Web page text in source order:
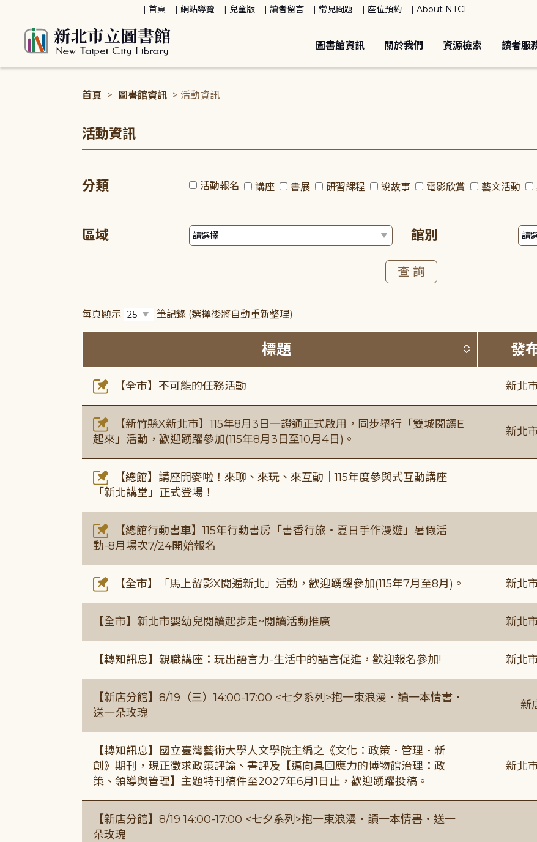
首頁 網站導覽 兒童版 讀者留言 常見問題 座位預約 About NTCL
圖書館資訊 關於我們 資源檢索 讀者服
首頁 > 圖書館資訊 > 活動資訊
活動資訊
分類 活動報名 講座 書展 研習課程 說故事 電影欣賞 藝文活動
區域 館別
每頁顯示 筆記錄 (選擇後將自動重新整理)
標題 按標題排
發
【全市】不可能的任務活動 新北
【新竹縣X新北市】115年8月3日一證通正式啟用，同步舉行「雙城閱讀E
起來」活動，歡迎踴躍參加(115年8月3日至10月4日)。
新北
【總館】講座開麥啦！來聊、來玩、來互動｜115年度參與式互動講座
「新北講堂」正式登場！
【總館行動書車】115年行動書房「書香行旅・夏日手作漫遊」暑假活
動-8月場次7/24開始報名
【全市】「馬上留影X閱遍新北」活動，歡迎踴躍參加(115年7月至8月)。 新北
【全市】新北市嬰幼兒閱讀起步走~閱讀活動推廣 新北
【轉知訊息】親職講座：玩出語言力-生活中的語言促進，歡迎報名參加! 新北
【新店分館】8/19（三）14:00-17:00 <七夕系列>抱一束浪漫・讀一本情書・
送一朵玫瑰
新
【轉知訊息】國立臺灣藝術大學人文學院主編之《文化：政策．管理．新
創》期刊，現正徵求政策評論、書評及【邁向具回應力的博物館治理：政
策、領導與管理】主題特刊稿件至2027年6月1日止，歡迎踴躍投稿。
新北
【新店分館】8/19 14:00-17:00 <七夕系列>抱一束浪漫・讀一本情書・送一
朵玫瑰